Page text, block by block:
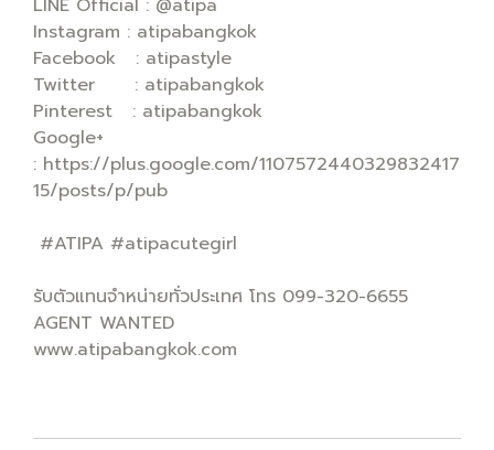
LINE Official : @atipa
Instagram : atipabangkok
Facebook : atipastyle
Twitter : atipabangkok
Pinterest : atipabangkok
Google+
: https://plus.google.com/1107572440329832417
15/posts/p/pub
#ATIPA #atipacutegirl
รับตัวแทนจำหน่ายทั่วประเทศ โทร 099-320-6655
AGENT WANTED
www.atipabangkok.com